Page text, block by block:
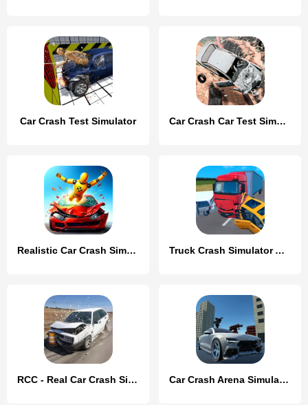
Car Crash Test Simulator Car Crash Car Test Simulator
Realistic Car Crash Simulator Truck Crash Simulator Accident
RCC - Real Car Crash Simulator Car Crash Arena Simulator 3D